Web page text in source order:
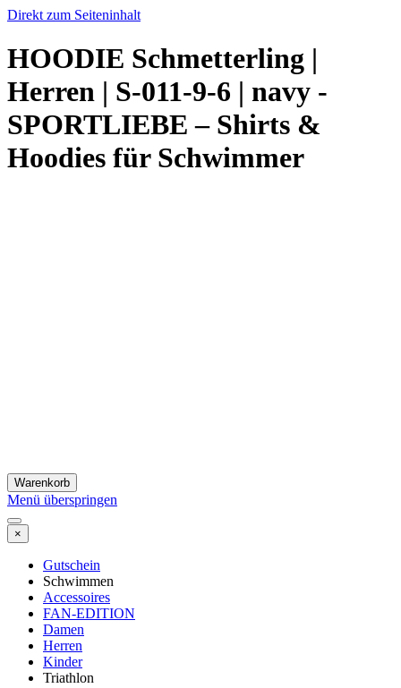
Direkt zum Seiteninhalt
HOODIE Schmetterling |
Herren | S-011-9-6 | navy -
SPORTLIEBE – Shirts &
Hoodies für Schwimmer
Warenkorb
Menü überspringen
×
Gutschein
Schwimmen
Accessoires
FAN-EDITION
Damen
Herren
Kinder
Triathlon